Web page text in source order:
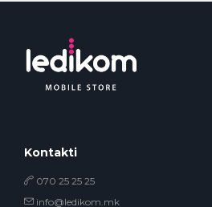
Kontakti
070 25 25 25
info@ledikom.mk